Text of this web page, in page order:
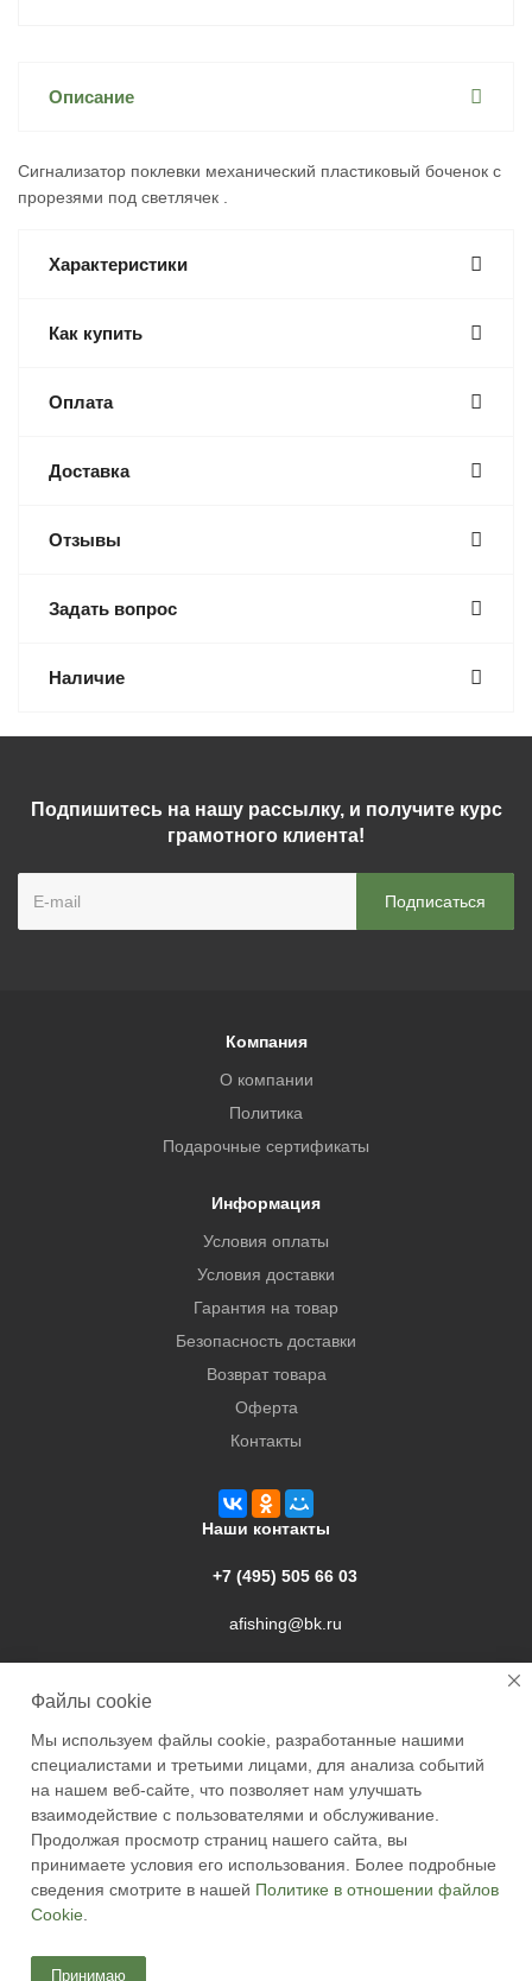
Описание
Сигнализатор поклевки механический пластиковый боченок с
прорезями под светлячек .
Характеристики
Как купить
Оплата
Доставка
Отзывы
Задать вопрос
Наличие
Подпишитесь на нашу рассылку, и получите курс
грамотного клиента!
Компания
О компании
Политика
Подарочные сертификаты
Информация
Условия оплаты
Условия доставки
Гарантия на товар
Безопасность доставки
Возврат товара
Оферта
Контакты
Наши контакты
+7 (495) 505 66 03
afishing@bk.ru
2026 © Academyfishing - продажа товаров для рыбалки по
Москве и России
Файлы cookie
Мы используем файлы cookie, разработанные нашими
специалистами и третьими лицами, для анализа событий
на нашем веб-сайте, что позволяет нам улучшать
взаимодействие с пользователями и обслуживание.
Продолжая просмотр страниц нашего сайта, вы
принимаете условия его использования. Более подробные
сведения смотрите в нашей Политике в отношении файлов
Cookie
Принимаю